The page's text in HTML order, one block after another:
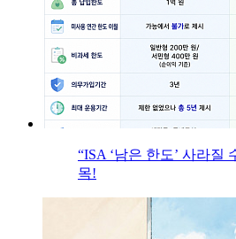
“ISA ‘남은 한도’ 사라질
목!